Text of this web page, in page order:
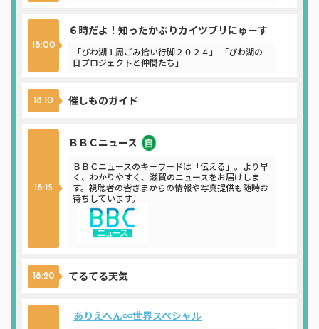
18:00
６時だよ！知ったかぶりカイツブリにゅーす
「びわ湖１周ごみ拾い行脚２０２４」 「びわ湖の
日プロジェクトと仲間たち」
18:10 催しものガイド
18:15
ＢＢＣニュース
ＢＢＣニュースのキーワードは「伝える」。より早
く、わかりやすく、滋賀のニュースをお届けしま
す。視聴者の皆さまからの情報や写真提供も随時お
待ちしています。
18:20 てるてる天気
ありえへん∞世界スペシャル